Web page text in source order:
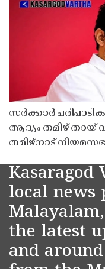
സർക്കാർ
ആദ്യം തമിഴ്
തമിഴ്നാട്
local news
the latest
and